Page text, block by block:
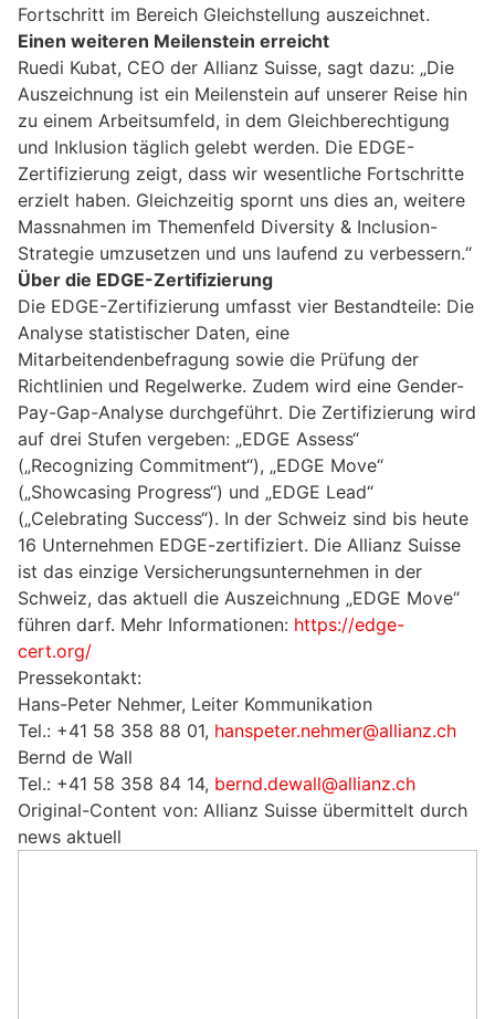
Fortschritt im Bereich Gleichstellung auszeichnet.
Einen weiteren Meilenstein erreicht
Ruedi Kubat, CEO der Allianz Suisse, sagt dazu: „Die
Auszeichnung ist ein Meilenstein auf unserer Reise hin
zu einem Arbeitsumfeld, in dem Gleichberechtigung
und Inklusion täglich gelebt werden. Die EDGE-
Zertifizierung zeigt, dass wir wesentliche Fortschritte
erzielt haben. Gleichzeitig spornt uns dies an, weitere
Massnahmen im Themenfeld Diversity & Inclusion-
Strategie umzusetzen und uns laufend zu verbessern.“
Über die EDGE-Zertifizierung
Die EDGE-Zertifizierung umfasst vier Bestandteile: Die
Analyse statistischer Daten, eine
Mitarbeitendenbefragung sowie die Prüfung der
Richtlinien und Regelwerke. Zudem wird eine Gender-
Pay-Gap-Analyse durchgeführt. Die Zertifizierung wird
auf drei Stufen vergeben: „EDGE Assess“
(„Recognizing Commitment“), „EDGE Move“
(„Showcasing Progress“) und „EDGE Lead“
(„Celebrating Success“). In der Schweiz sind bis heute
16 Unternehmen EDGE-zertifiziert. Die Allianz Suisse
ist das einzige Versicherungsunternehmen in der
Schweiz, das aktuell die Auszeichnung „EDGE Move“
führen darf. Mehr Informationen: https://edge-
cert.org/
Pressekontakt:
Hans-Peter Nehmer, Leiter Kommunikation
Tel.: +41 58 358 88 01, hanspeter.nehmer@allianz.ch
Bernd de Wall
Tel.: +41 58 358 84 14, bernd.dewall@allianz.ch
Original-Content von: Allianz Suisse übermittelt durch
news aktuell